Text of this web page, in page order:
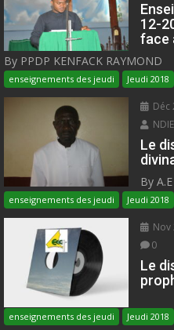
12-
face
By PPDP KENFACK RAYMOND
enseignements des jeudi Jeudi 2018
Déc
Le
By
enseignements des jeudi Jeudi 2018
Nov
0
Le
enseignements des jeudi Jeudi 2018